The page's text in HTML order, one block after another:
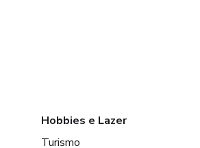
Hobbies e Lazer
Turismo